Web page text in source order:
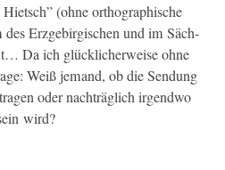
(ohne orthographis­che
des Erzge­bir­gis­chen und im Säch­
Da ich glück­licher­weise ohne
Weiß jemand, ob die Sendung
oder nachträglich irgend­wo
wird?